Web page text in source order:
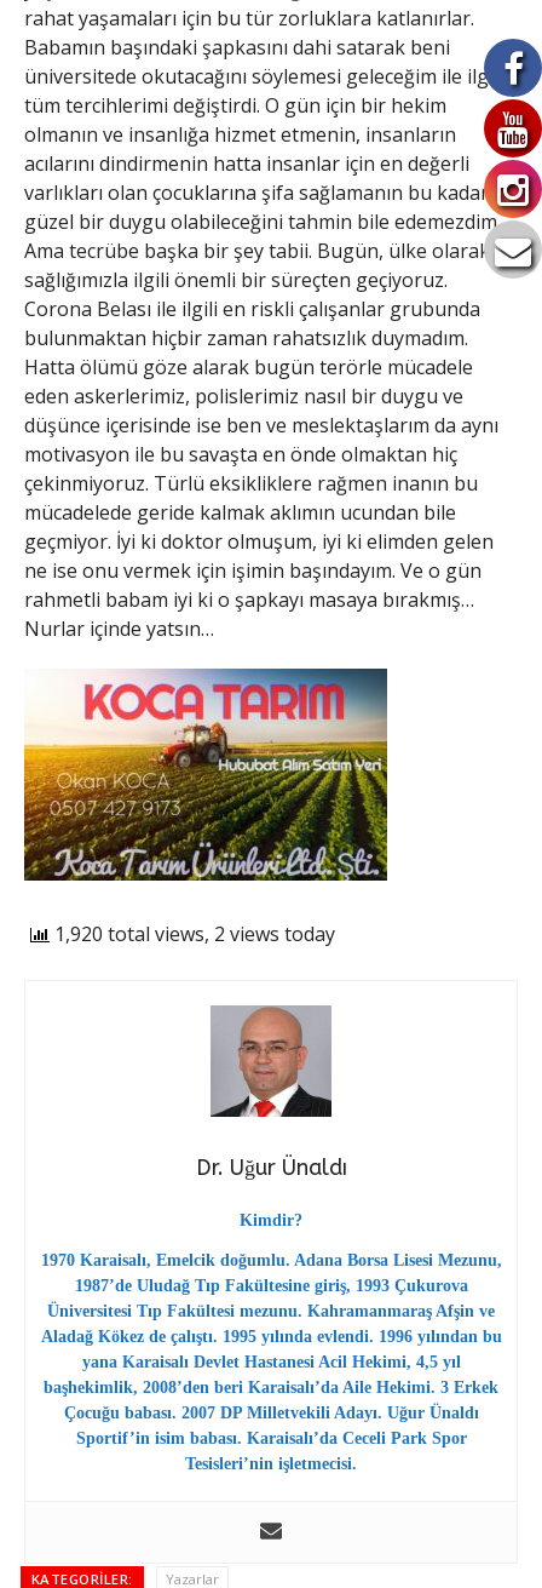
rahat yaşamaları için bu tür zorluklara katlanırlar.
Babamın başındaki şapkasını dahi satarak beni
üniversitede okutacağını söylemesi geleceğim ile ilgili
tüm tercihlerimi değiştirdi. O gün için bir hekim
olmanın ve insanlığa hizmet etmenin, insanların
acılarını dindirmenin hatta insanlar için en değerli
varlıkları olan çocuklarına şifa sağlamanın bu kadar
güzel bir duygu olabileceğini tahmin bile edemezdim.
Ama tecrübe başka bir şey tabii. Bugün, ülke olarak,
sağlığımızla ilgili önemli bir süreçten geçiyoruz.
Corona Belası ile ilgili en riskli çalışanlar grubunda
bulunmaktan hiçbir zaman rahatsızlık duymadım.
Hatta ölümü göze alarak bugün terörle mücadele
eden askerlerimiz, polislerimiz nasıl bir duygu ve
düşünce içerisinde ise ben ve meslektaşlarım da aynı
motivasyon ile bu savaşta en önde olmaktan hiç
çekinmiyoruz. Türlü eksikliklere rağmen inanın bu
mücadelede geride kalmak aklımın ucundan bile
geçmiyor. İyi ki doktor olmuşum, iyi ki elimden gelen
ne ise onu vermek için işimin başındayım. Ve o gün
rahmetli babam iyi ki o şapkayı masaya bırakmış…
Nurlar içinde yatsın…
1,920 total views, 2 views today
Dr. Uğur Ünaldı
Kimdir?
1970 Karaisalı, Emelcik doğumlu. Adana Borsa Lisesi Mezunu,
1987’de Uludağ Tıp Fakültesine giriş, 1993 Çukurova
Üniversitesi Tıp Fakültesi mezunu. Kahramanmaraş Afşin ve
Aladağ Kökez de çalıştı. 1995 yılında evlendi. 1996 yılından bu
yana Karaisalı Devlet Hastanesi Acil Hekimi, 4,5 yıl
başhekimlik, 2008’den beri Karaisalı’da Aile Hekimi. 3 Erkek
Çocuğu babası. 2007 DP Milletvekili Adayı. Uğur Ünaldı
Sportif’in isim babası. Karaisalı’da Ceceli Park Spor
Tesisleri’nin işletmecisi.
KATEGORILER: Yazarlar